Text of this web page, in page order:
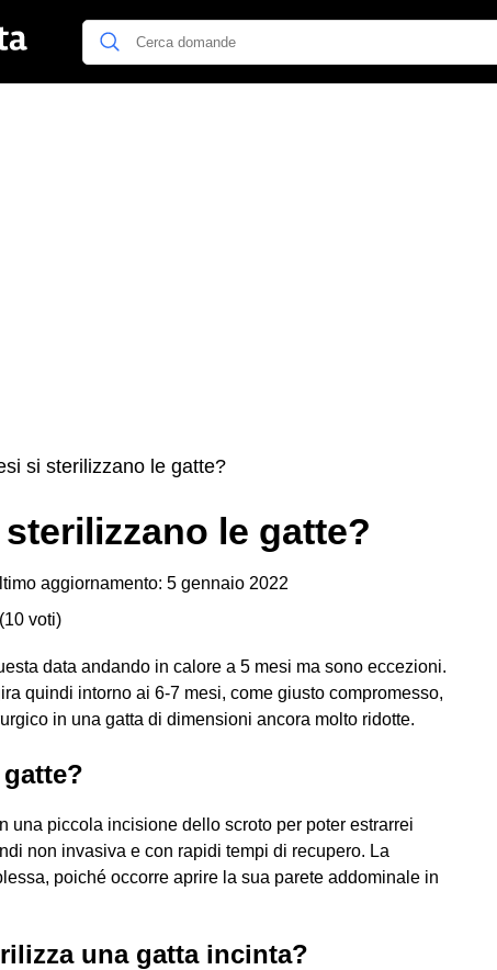
si sterilizzano le gatte?
le gatte?
aggiornamento: 5 gennaio 2022
(10 voti)
data andando in calore a 5 mesi ma sono eccezioni.
quindi intorno ai 6-7 mesi, come giusto compromesso,
in una gatta di dimensioni ancora molto ridotte.
una piccola incisione dello scroto per poter estrarrei
non invasiva e con rapidi tempi di recupero. La
poiché occorre aprire la sua parete addominale in
una gatta incinta?